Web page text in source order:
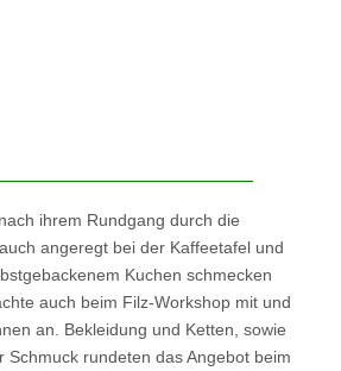
ihrem Rundgang durch die
angeregt bei der Kaffeetafel und
Kuchen schmecken
auch beim Filz-Workshop mit und
an. Bekleidung und Ketten, sowie
Schmuck rundeten das Angebot beim